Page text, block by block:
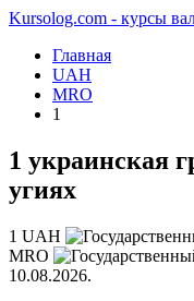
Kursolog.com - курсы
Главная
UAH
MRO
1
1 украинская
угиях
1 UAH
MRO
10.08.2026.